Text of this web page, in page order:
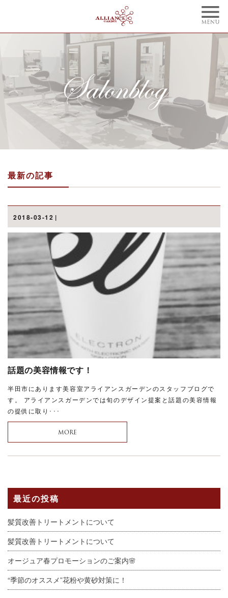
トップ
CONCEPT
コンセプト
NAIL
ネイル
BLOG
ブログ
STYLE
スタイル
STAFF
スタッフ
メニュー
WEBCOUPON
ウェブクーポン
RECRUIT
ご予約はこちらから
最新の記事
2018-03-12
話題の美容情報です！
半田市にあります美容室アライアンスガーデンのスタッフブログで
す。 アライアンスガーデンでは旬のデザイン提案と話題の美容情報
の提供に取り･･･
MORE
最近の投稿
髪質改善トリートメントについて
髪質改善トリートメントについて
オージュア春プロモーションのご案内🌸
“季節のオススメ”花粉や黄砂対策に！